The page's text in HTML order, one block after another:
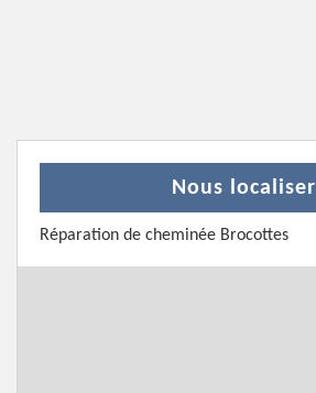
Nous localiser
Réparation de cheminée Brocottes